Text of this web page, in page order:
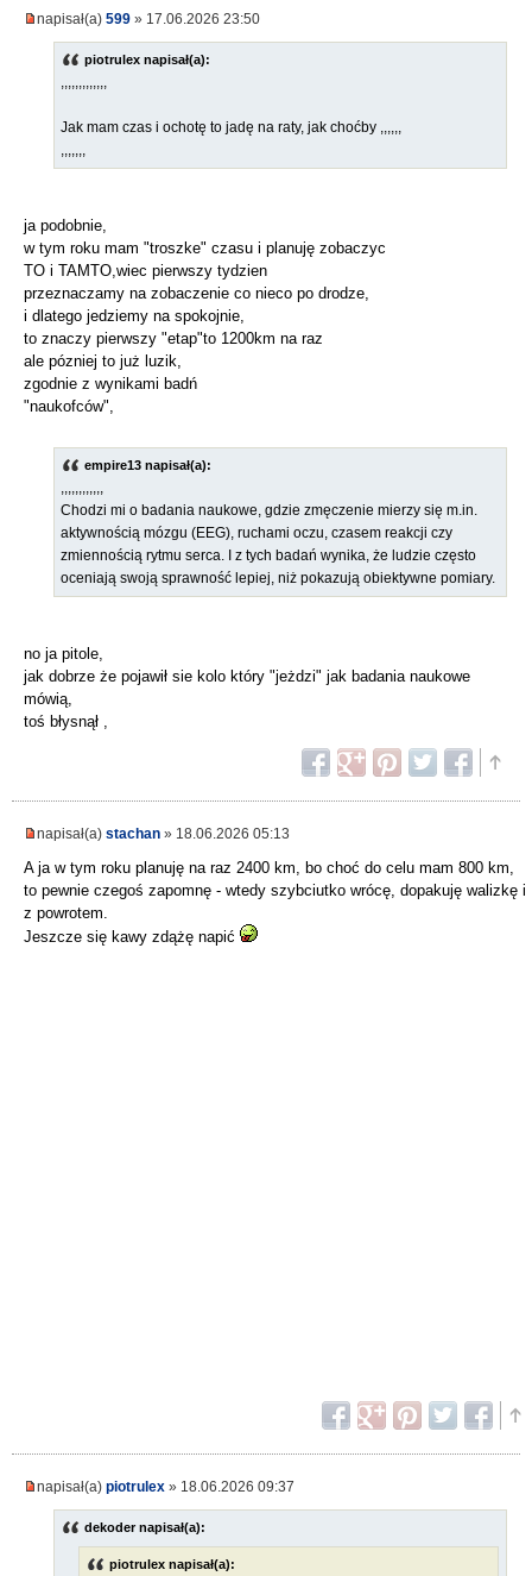
napisał(a) 599 » 17.06.2026 23:50
piotrulex napisał(a):
Jak mam czas i ochotę to jadę na raty, jak choćby ,,,,,,
ja podobnie,
w tym roku mam "troszke" czasu i planuję zobaczyc
TO i TAMTO,wiec pierwszy tydzien
przeznaczamy na zobaczenie co nieco po drodze,
i dlatego jedziemy na spokojnie,
to znaczy pierwszy "etap"to 1200km na raz
ale pózniej to już luzik,
zgodnie z wynikami badń
"naukofców",
empire13 napisał(a):
Chodzi mi o badania naukowe, gdzie zmęczenie mierzy się m.in.
aktywnością mózgu (EEG), ruchami oczu, czasem reakcji czy
zmiennością rytmu serca. I z tych badań wynika, że ludzie często
oceniają swoją sprawność lepiej, niż pokazują obiektywne pomiary.
no ja pitole,
jak dobrze że pojawił sie kolo który "jeżdzi" jak badania naukowe
mówią,
toś błysnął ,
napisał(a) stachan » 18.06.2026 05:13
A ja w tym roku planuję na raz 2400 km, bo choć do celu mam 800 km,
to pewnie czegoś zapomnę - wtedy szybciutko wrócę, dopakuję walizkę i
z powrotem.
Jeszcze się kawy zdążę napić
napisał(a) piotrulex » 18.06.2026 09:37
dekoder napisał(a):
piotrulex napisał(a):